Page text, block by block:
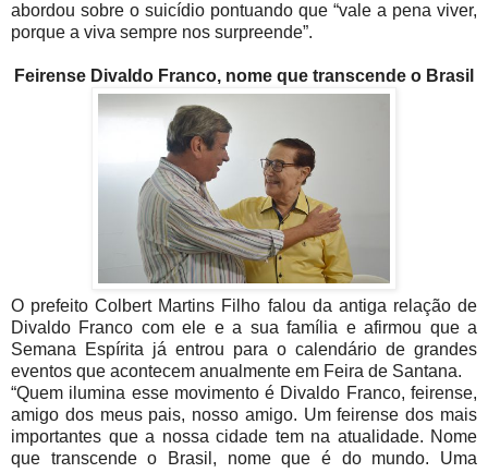
abordou sobre o suicídio pontuando que “vale a pena viver,
porque a viva sempre nos surpreende”.
Feirense Divaldo Franco, nome que transcende o Brasil
O prefeito Colbert Martins Filho falou da antiga relação de
Divaldo Franco com ele e a sua família e afirmou que a
Semana Espírita já entrou para o calendário de grandes
eventos que acontecem anualmente em Feira de Santana.
“Quem ilumina esse movimento é Divaldo Franco, feirense,
amigo dos meus pais, nosso amigo. Um feirense dos mais
importantes que a nossa cidade tem na atualidade. Nome
que transcende o Brasil, nome que é do mundo. Uma